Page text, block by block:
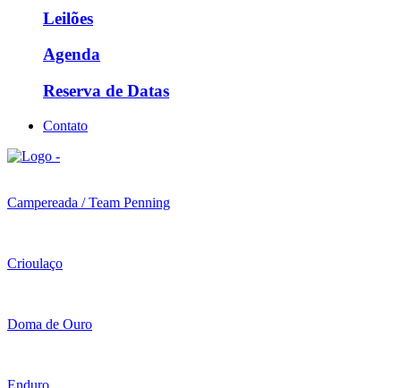
Leilões
Agenda
Reserva de Datas
Contato
Campereada / Team Penning
Crioulaço
Doma de Ouro
Enduro